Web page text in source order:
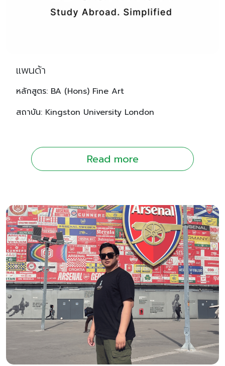
แพนด้า
หลักสูตร: BA (Hons) Fine Art
สถาบัน: Kingston University London
Read more